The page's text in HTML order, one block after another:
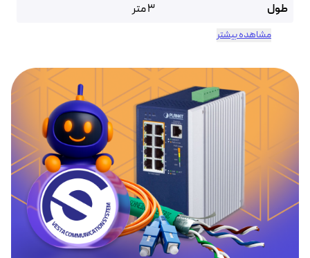
طول
3 متر
مشاهده بیشتر